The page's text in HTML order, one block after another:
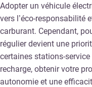
Adopter un véhicule
vers l’éco-responsabilité
carburant. Cependant,
régulier devient une
certaines stations-
recharge, obtenir votre
autonomie et une